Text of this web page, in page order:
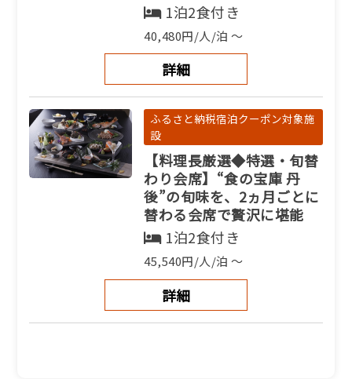
1泊2食付き
40,480円/人/泊 ～
詳細
ふるさと納税宿泊クーポン対象施
設
【料理長厳選◆特選・旬替
わり会席】“食の宝庫 丹
後”の旬味を、2ヵ月ごとに
替わる会席で贅沢に堪能
1泊2食付き
45,540円/人/泊 ～
詳細